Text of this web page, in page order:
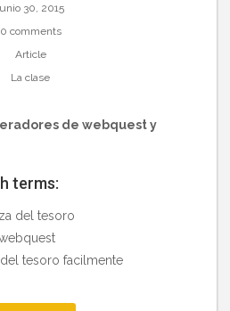
30, 2015
0 comments
Article
La clase
de webquest y
terms:
del tesoro
tesoro facilmente